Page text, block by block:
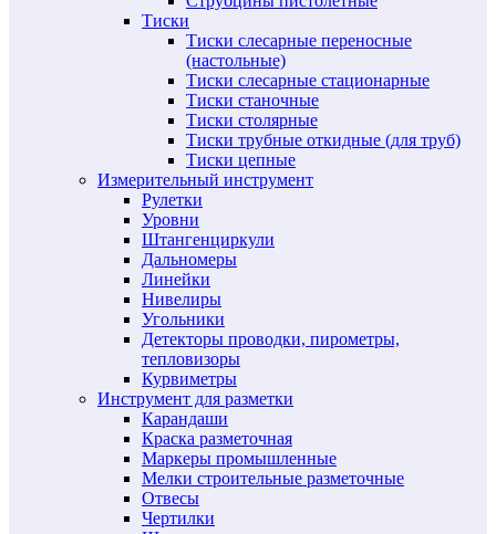
Тиски
Тиски слесарные переносные
(настольные)
Тиски слесарные стационарные
Тиски станочные
Тиски столярные
Тиски трубные откидные (для труб)
Тиски цепные
Измерительный инструмент
Рулетки
Уровни
Штангенциркули
Дальномеры
Линейки
Нивелиры
Угольники
Детекторы проводки, пирометры,
тепловизоры
Курвиметры
Инструмент для разметки
Карандаши
Краска разметочная
Маркеры промышленные
Мелки строительные разметочные
Отвесы
Чертилки